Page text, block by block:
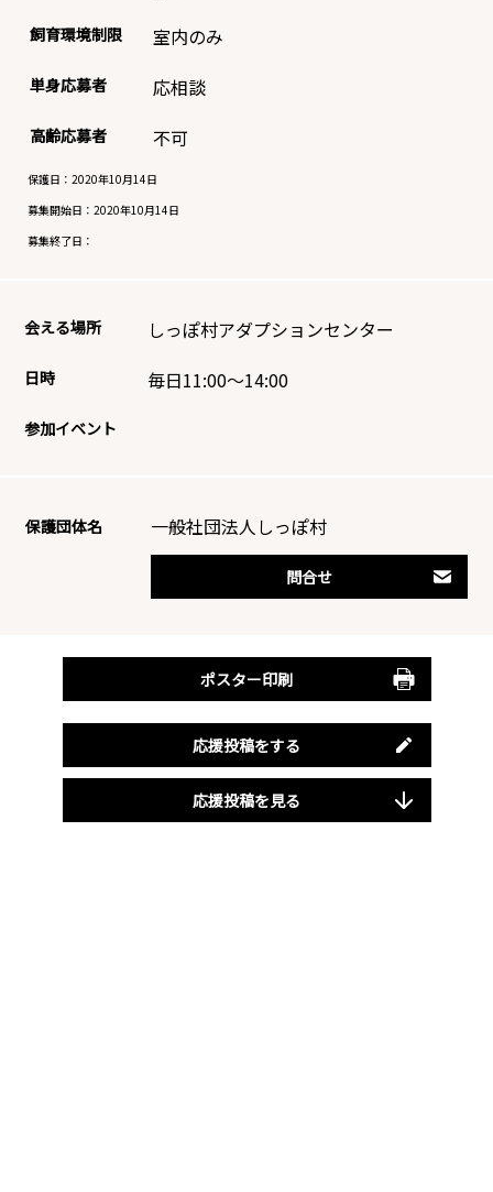
飼育環境制限 室内のみ
単身応募者 応相談
高齢応募者 不可
保護日：2020年10月14日
募集開始日： 2020年10月14日
募集終了日：
会える場所 しっぽ村アダプションセンター
日時 毎日11:00～14:00
参加イベント
保護団体名 一般社団法人しっぽ村
問合せ
ポスター印刷
応援投稿をする
応援投稿を見る